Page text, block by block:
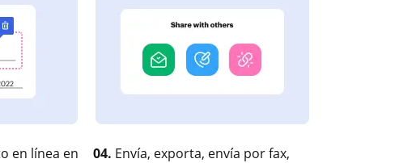
en línea en
04. Envía, exporta, envía por fax,